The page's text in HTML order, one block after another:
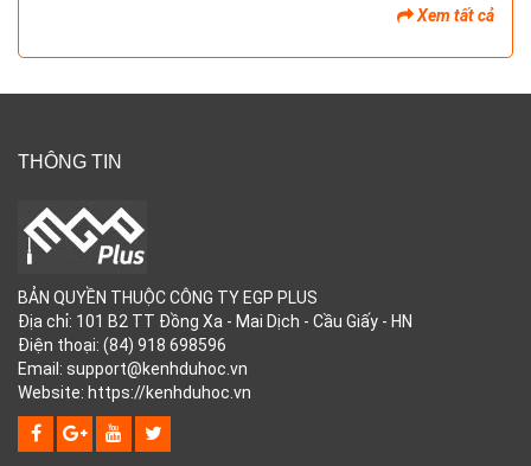
Xem tất cả
THÔNG TIN
BẢN QUYỀN THUỘC CÔNG TY EGP PLUS
Địa chỉ: 101 B2 TT Đồng Xa - Mai Dịch - Cầu Giấy - HN
Điện thoại: (84) 918 698596
Email: support@kenhduhoc.vn
Website: https://kenhduhoc.vn